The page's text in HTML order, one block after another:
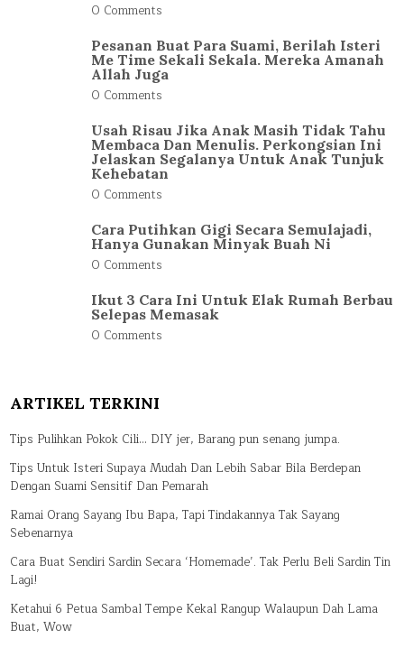
0 Comments
Pesanan Buat Para Suami, Berilah Isteri
Me Time Sekali Sekala. Mereka Amanah
Allah Juga
0 Comments
Usah Risau Jika Anak Masih Tidak Tahu
Membaca Dan Menulis. Perkongsian Ini
Jelaskan Segalanya Untuk Anak Tunjuk
Kehebatan
0 Comments
Cara Putihkan Gigi Secara Semulajadi,
Hanya Gunakan Minyak Buah Ni
0 Comments
Ikut 3 Cara Ini Untuk Elak Rumah Berbau
Selepas Memasak
0 Comments
ARTIKEL TERKINI
Tips Pulihkan Pokok Cili… DIY jer, Barang pun senang jumpa.
Tips Untuk Isteri Supaya Mudah Dan Lebih Sabar Bila Berdepan
Dengan Suami Sensitif Dan Pemarah
Ramai Orang Sayang Ibu Bapa, Tapi Tindakannya Tak Sayang
Sebenarnya
Cara Buat Sendiri Sardin Secara ‘Homemade’. Tak Perlu Beli Sardin Tin
Lagi!
Ketahui 6 Petua Sambal Tempe Kekal Rangup Walaupun Dah Lama
Buat, Wow